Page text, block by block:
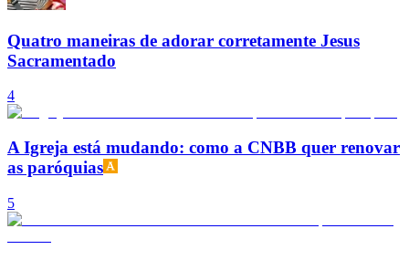
Quatro maneiras de adorar corretamente Jesus
Sacramentado
4
A Igreja está mudando: como a CNBB quer renovar
as paróquias
5